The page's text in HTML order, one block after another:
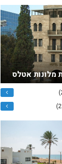
מלונות אטלס